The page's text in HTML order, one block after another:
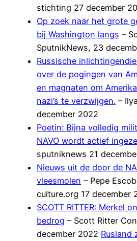
stichting 27 december
Op zoek naar het grote
bij Washington langs –
SputnikNews, 23
Russische
over de pogingen van
en magnaten om
nazi’s te verzwijgen. –
december 2022
Poetin: Bijna volledig
NAVO wordt actief
sputniknews 21
Nieuws uit de door de
vleesmolen – Pepe
culture.org 17 december
SCOTT RITTER: Merkel
bedrog – Scott Ritter
december 2022 Rusland